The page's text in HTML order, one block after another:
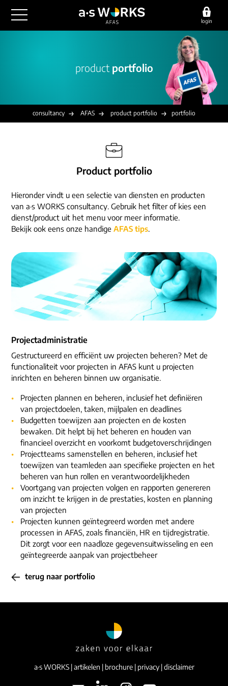
login
financiële administratie
juridische zaken
detachering
finance
implementatie
functioneel beheer
overige diensten
werving & selectie
outsourcing
detachering
consultancy
werken bij
onze experts
ons dna
contact
vestigingen
social media
product portfolio
consultancy AFAS product portfolio portfolio
Product portfolio
Hieronder vindt u een selectie van diensten en producten
van a·s WORKS consultancy. Gebruik het filter of kies een
dienst/product uit het menu voor meer informatie.
Bekijk ook eens onze handige AFAS tips.
Projectadministratie
Gestructureerd en efficiënt uw projecten beheren? Met de
functionaliteit voor projecten in AFAS kunt u projecten
inrichten en beheren binnen uw organisatie.
Projecten plannen en beheren, inclusief het definiëren
van projectdoelen, taken, mijlpalen en deadlines
Budgetten toewijzen aan projecten en de kosten
bewaken. Dit helpt bij het beheren en houden van
financieel overzicht en voorkomt budgetoverschrijdingen
Projectteams samenstellen en beheren, inclusief het
toewijzen van teamleden aan specifieke projecten en het
beheren van hun rollen en verantwoordelijkheden
Voortgang van projecten volgen en rapporten genereren
om inzicht te krijgen in de prestaties, kosten en planning
van projecten
Projecten kunnen geïntegreerd worden met andere
processen in AFAS, zoals financiën, HR en tijdregistratie.
Dit zorgt voor een naadloze gegevensuitwisseling en een
geïntegreerde aanpak van projectbeheer
terug naar portfolio
a·s WORKS|artikelen | brochure| privacy|disclaimer